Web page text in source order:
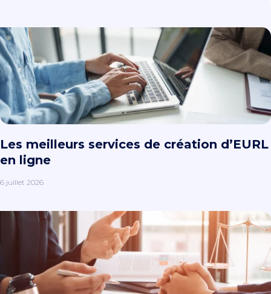
Les meilleurs services de création d’EURL
en ligne
6 juillet 2026